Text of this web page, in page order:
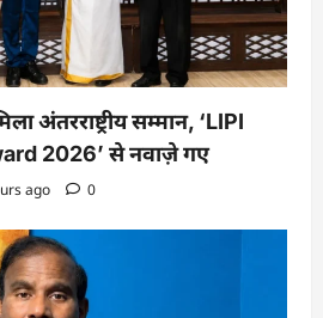
अंतरराष्ट्रीय सम्मान, ‘LIPI
2026’ से नवाज़े गए
ago 0